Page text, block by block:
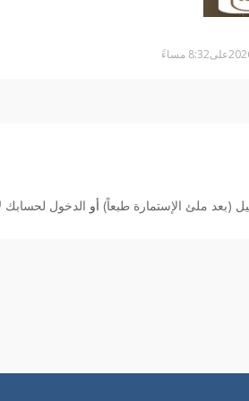
(بعد ملئ الإستمارة طبعاً) أو الدخول لحسابك